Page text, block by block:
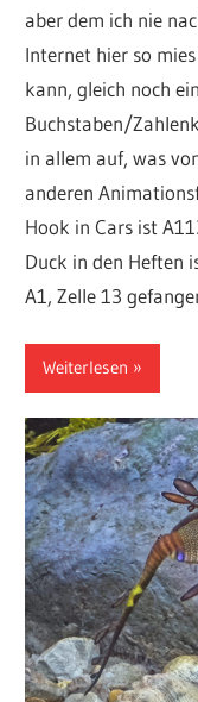
aber dem ich nie
Internet hier so
kann, gleich noch
Buchstaben/
in allem auf, was
anderen
Hook in Cars ist
Duck in den Heften
A1, Zelle 13
Weiterlesen